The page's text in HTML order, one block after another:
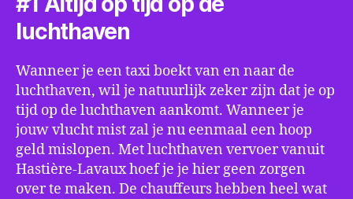
luchthaven
Wanneer je een taxi boekt van en naar de
luchthaven, wil je natuurlijk zeker zijn dat je op
tijd op de luchthaven aankomt. Wanneer je
jouw vlucht mist zal je nu eenmaal een hoop
geld mislopen. Met luchthaven vervoer vanuit
Hastière-Lavaux hoef je je hier geen zorgen
over te maken. De chauffeurs hebben heel wat